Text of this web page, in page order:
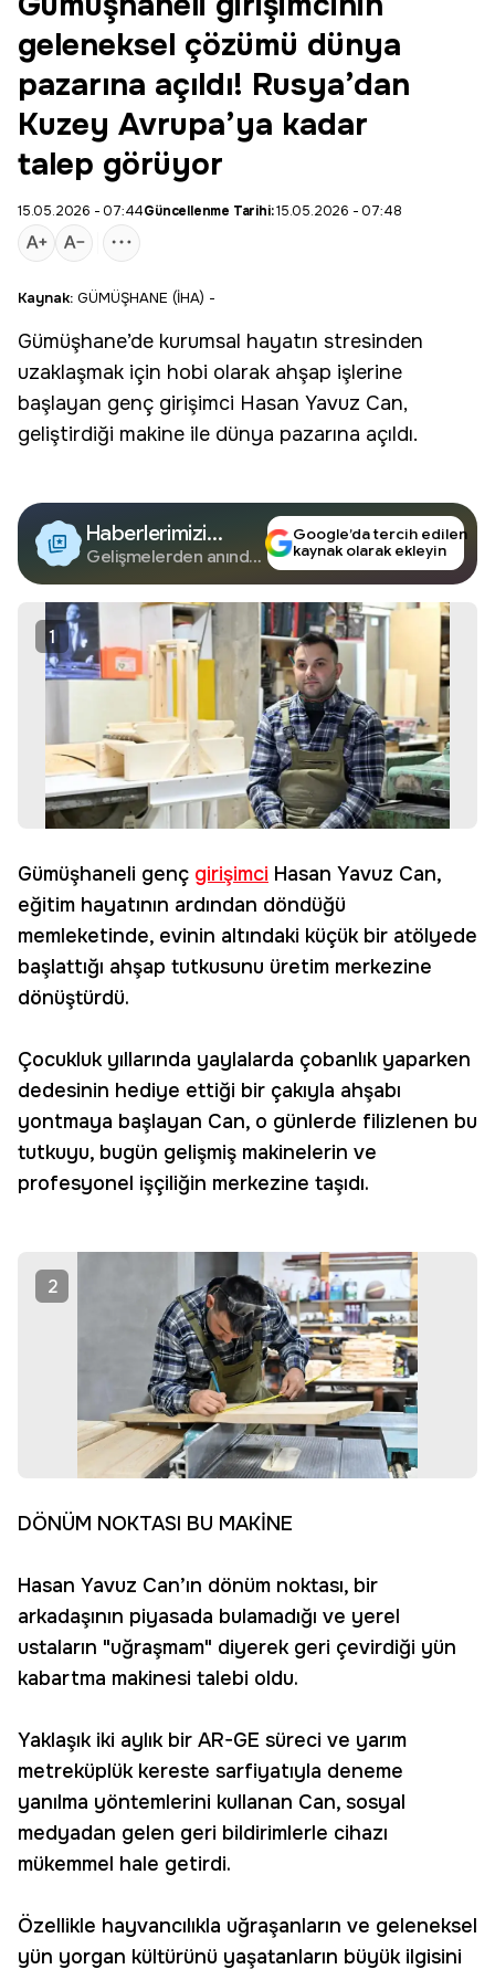
geleneksel çözümü dünya
pazarına açıldı! Rusya’dan
Kuzey Avrupa’ya kadar
talep görüyor
15.05.2026 - 07:44Güncellenme Tarihi:15.05.2026 - 07:48
Kaynak: GÜMÜŞHANE (İHA) -
Gümüşhane’de kurumsal hayatın stresinden
uzaklaşmak için hobi olarak ahşap işlerine
başlayan genç girişimci Hasan Yavuz Can,
geliştirdiği makine ile dünya pazarına açıldı.
Haberlerimizi
Google'da Takip
Edin
Gelişmelerden anında
Google’da tercih edilen
kaynak olarak ekleyin
1
Gümüşhaneli genç girişimci Hasan Yavuz Can,
eğitim hayatının ardından döndüğü
memleketinde, evinin altındaki küçük bir atölyede
başlattığı ahşap tutkusunu üretim merkezine
dönüştürdü.
Çocukluk yıllarında yaylalarda çobanlık yaparken
dedesinin hediye ettiği bir çakıyla ahşabı
yontmaya başlayan Can, o günlerde filizlenen bu
tutkuyu, bugün gelişmiş makinelerin ve
profesyonel işçiliğin merkezine taşıdı.
2
DÖNÜM NOKTASI BU MAKİNE
Hasan Yavuz Can’ın dönüm noktası, bir
arkadaşının piyasada bulamadığı ve yerel
ustaların "uğraşmam" diyerek geri çevirdiği yün
kabartma makinesi talebi oldu.
Yaklaşık iki aylık bir AR-GE süreci ve yarım
metreküplük kereste sarfiyatıyla deneme
yanılma yöntemlerini kullanan Can, sosyal
medyadan gelen geri bildirimlerle cihazı
mükemmel hale getirdi.
Özellikle hayvancılıkla uğraşanların ve geleneksel
yün yorgan kültürünü yaşatanların büyük ilgisini